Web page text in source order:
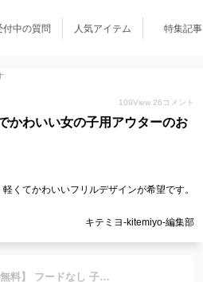
付中の質問 人気アイテム 特集記事
109View 26 コメント
かわいい女の子用アウターのお
くてかわいいフリルデザインが希望です。
キテミヨ-kitemiyo-編集部
crescent （クレセント） ビッグ襟ジャケット【送料無料】 フードなし 子供 キッズ ベビー 女の子 女児 ナイロンジャケット ウインドブレーカー マウンテンパーカー アウター ブルゾン ジャンパー アウトドア ガーリー フリル セーラー